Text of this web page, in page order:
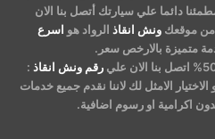
دائما علي سيارتك أتصل بنا الان
من موقعك ونش انقاذ الرواد هو اسرع
متميزة بالارخص سعر.
رقم ونش انقاذ :
الاختيار الامثل لك لاننا نقدم جميع خدمات